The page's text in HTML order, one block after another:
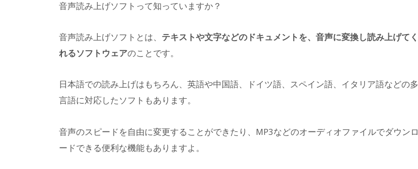
音声読み上げソフトって知っていますか？
音声読み上げソフトとは、 テキストや文字などのドキュメントを、音声に変換し読み上げてく
れるソフトウェアのことです。
日本語での読み上げはもちろん、英語や中国語、ドイツ語、スペイン語、イタリア語などの多
言語に対応したソフトもあります。
音声のスピードを自由に変更することができたり、MP3などのオーディオファイルでダウンロ
ードできる便利な機能もありますよ。